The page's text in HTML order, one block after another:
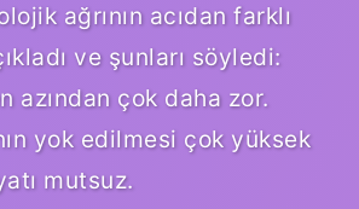
ağrının acıdan farklı
ve şunları söyledi:
azından çok daha zor.
yok edilmesi çok yüksek
mutsuz.